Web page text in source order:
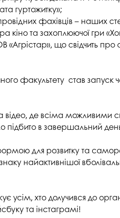
випробування 2026
студентського
Студентське
Відділ
Скринька
гуртожитку»;
фахівців – наших
кіно та захоплюючої гри
що свідчить
факультету став запуск
відео, де всіма
підбито в завершальний
для розвитку та
найактивнішої
усім, хто долучився до
та інстаграмі!